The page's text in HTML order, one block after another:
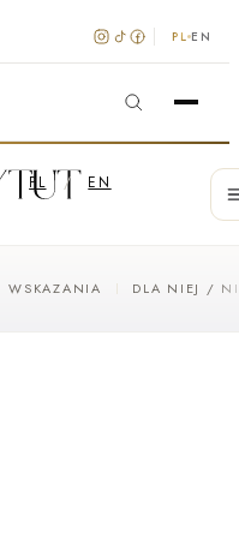
PL EN
PL / EN
WSKAZANIA DLA NIEJ /